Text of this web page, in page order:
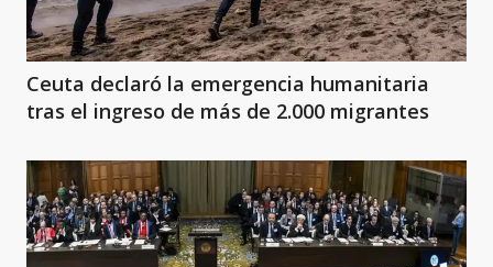
Ceuta declaró la emergencia humanitaria
tras el ingreso de más de 2.000 migrantes